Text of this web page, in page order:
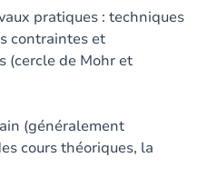
pratiques : techniques
contraintes et
(cercle de Mohr et
(généralement
cours théoriques, la